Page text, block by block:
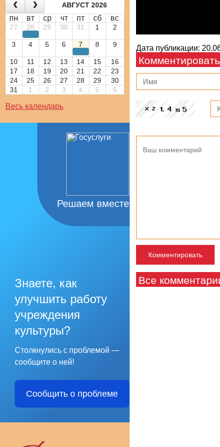
АВГУСТ 2026
пн вт ср чт пт сб вс
27 28 29 30 31 1 2
3 4 5 6 7 8 9
10 11 12 13 14 15
16
17
18 19 20 21 22
23
24
25 26 27 28 29
30
31
1 2 3 4 5 6
Весь календарь
Решаем вместе
Знаете, как
улучшить работу
учреждения
культуры?
Столкнулись с проблемой —
сообщите о ней!
Сообщить о проблеме
Дата публикации:
Комментировать
Все